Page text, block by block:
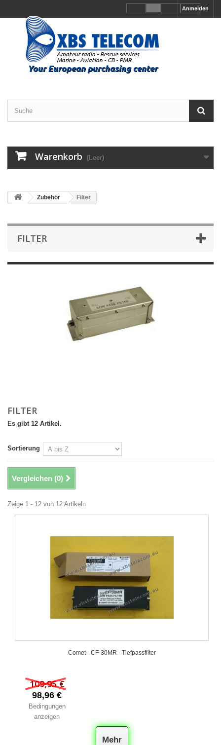
Anmelden
Warenkorb (Leer)
Zubehör Filter
FILTER
FILTER
Es gibt 12 Artikel.
Sortierung
Vergleichen (0)
Zeige 1 - 12 von 12 Artikeln
Comet - CF-30MR - Tiefpassfilter
109,95 €
98,96 €
Bedingungen
anzeigen
Mehr